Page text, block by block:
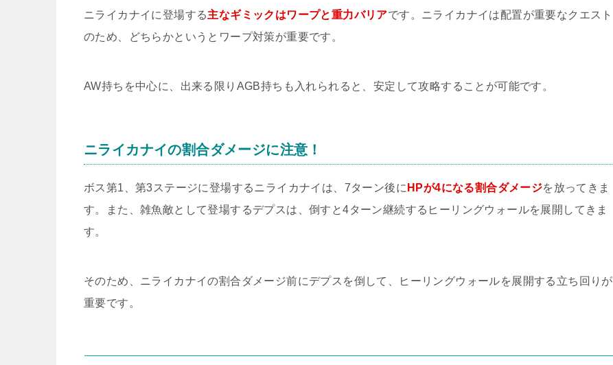
ニライカナイに登場する主なギミックはワープと重力バリアです。ニライカナイは配置が重要なクエスト
のため、どちらかというとワープ対策が重要です。
AW持ちを中心に、出来る限りAGB持ちも入れられると、安定して攻略することが可能です。
ニライカナイの割合ダメージに注意！
ボス第1、第3ステージに登場するニライカナイは、7ターン後に HPが4になる割合ダメージを放ってきま
す。また、雑魚敵として登場するデプスは、倒すと4ターン継続するヒーリングウォールを展開してきま
す。
そのため、ニライカナイの割合ダメージ前にデプスを倒して、ヒーリングウォールを展開する立ち回りが
重要です。